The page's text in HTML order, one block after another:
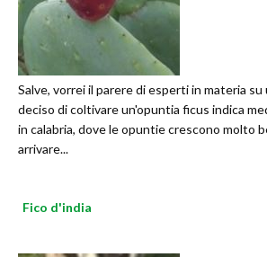
Salve, vorrei il parere di esperti in materia
deciso di coltivare un'opuntia ficus indica
in calabria, dove le opuntie crescono molto
arrivare...
Fico d'india